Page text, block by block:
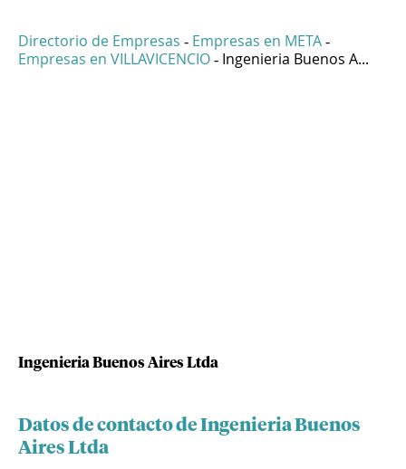
Directorio de Empresas - Empresas en META -
Empresas en VILLAVICENCIO - Ingenieria Buenos A...
Ingenieria Buenos Aires Ltda
Datos de contacto de Ingenieria Buenos
Aires Ltda